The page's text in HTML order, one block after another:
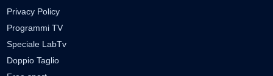
Privacy Policy
Programmi TV
Speciale LabTv
Doppio Taglio